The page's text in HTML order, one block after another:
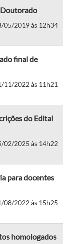
Doutorado
05/2019 às 12h34
final de
11/2022 às 11h21
do Edital
02/2025 às 14h22
para docentes
08/2022 às 15h25
homologados